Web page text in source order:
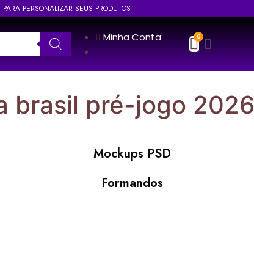
PERSONALIZAR SEUS PRODUTOS
Minha Conta
brasil pré-jogo 2026
Mockups PSD
Formandos